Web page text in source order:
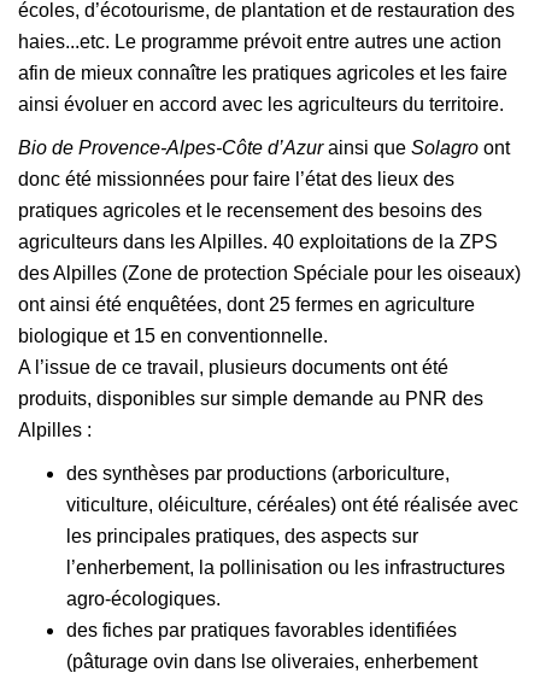
écoles, d’écotourisme, de plantation et de restauration des
haies...etc. Le programme prévoit entre autres une action
afin de mieux connaître les pratiques agricoles et les faire
ainsi évoluer en accord avec les agriculteurs du territoire.
Bio de Provence-Alpes-Côte d’Azurainsi que Solagro ont
donc été missionnées pour faire l’état des lieux des
pratiques agricoles et le recensement des besoins des
agriculteurs dans les Alpilles. 40 exploitations de la ZPS
des Alpilles (Zone de protection Spéciale pour les oiseaux)
ont ainsi été enquêtées, dont 25 fermes en agriculture
biologique et 15 en conventionnelle.
A l’issue de ce travail, plusieurs documents ont été
produits, disponibles sur simple demande au PNR des
Alpilles :
des synthèses par productions (arboriculture,
viticulture, oléiculture, céréales) ont été réalisée avec
les principales pratiques, des aspects sur
l’enherbement, la pollinisation ou les infrastructures
agro-écologiques.
des fiches par pratiques favorables identifiées
(pâturage ovin dans lse oliveraies, enherbement